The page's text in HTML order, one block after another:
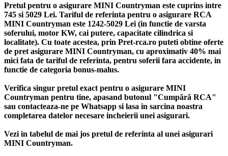
Pretul pentru o asigurare MINI Countryman este cuprins intre
745 si 5029 Lei. Tariful de referinta pentru o asigurare RCA
MINI Countryman este 1242-5029 Lei (in functie de varsta
soferului, motor KW, cai putere, capacitate cilindrica si
localitate). Cu toate acestea, prin Pret-rca.ro puteti obtine oferte
de pret asigurare MINI Countryman, cu aproximativ 40% mai
mici fata de tariful de referinta, pentru soferii fara accidente, in
functie de categoria bonus-malus.
Verifica singur pretul exact pentru o asigurare MINI
Countryman pentru tine, apasand butonul "Cumpără RCA"
sau contacteaza-ne pe Whatsapp si lasa in sarcina noastra
completarea datelor necesare incheierii unei asigurari.
Vezi in tabelul de mai jos pretul de referinta al unei asigurari
MINI Countryman.